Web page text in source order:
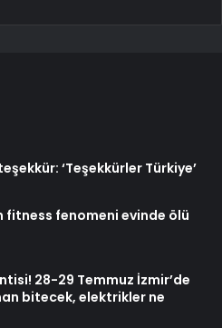
‘Teşekkürler Türkiye’
fenomeni evinde ölü
28-29 Temmuz İzmir’de
bitecek, elektrikler ne